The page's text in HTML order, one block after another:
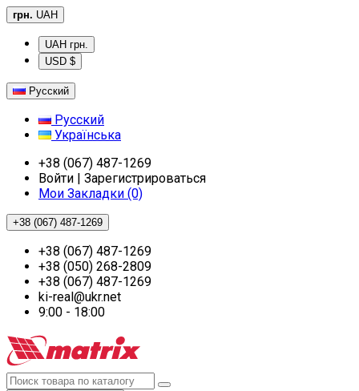
грн. UAH
UAH грн.
USD $
Русский
Русский
Українська
+38 (067) 487-1269
Войти | Зарегистрироваться
Мои Закладки (0)
+38 (067) 487-1269
+38 (067) 487-1269
+38 (050) 268-2809
+38 (067) 487-1269
ki-real@ukr.net
9:00 - 18:00